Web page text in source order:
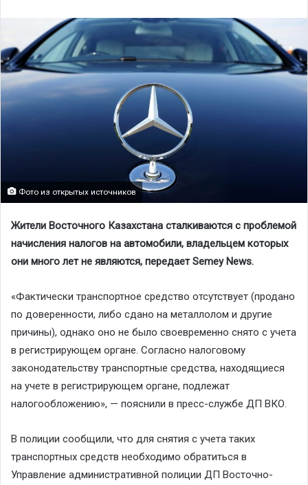
Фото из открытых источников
Жители Восточного Казахстана сталкиваются с проблемой
начисления налогов на автомобили, владельцем которых
они много лет не являются, передает Semey News.
«Фактически транспортное средство отсутствует (продано
по доверенности, либо сдано на металлолом и другие
причины), однако оно не было своевременно снято с учета
в регистрирующем органе. Согласно налоговому
законодательству транспортные средства, находящиеся
на учете в регистрирующем органе, подлежат
налогообложению», — пояснили в пресс-службе ДП ВКО.
В полиции сообщили, что для снятия с учета таких
транспортных средств необходимо обратиться в
Управление административной полиции ДП Восточно-